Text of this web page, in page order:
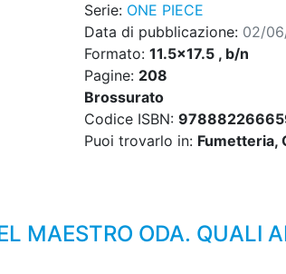
Serie: ONE PIECE
Data di pubblicazione: 02/
Formato: 11.5x17.5 , b/n
Pagine: 208
Brossurato
Codice ISBN:
Puoi trovarlo in: Fumetteria,
MAESTRO ODA. QUALI